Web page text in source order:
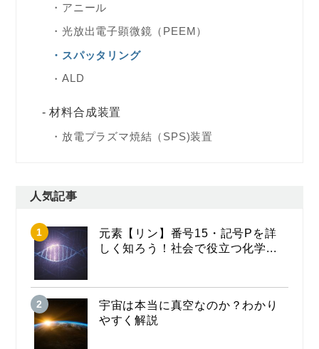
アニール
光放出電子顕微鏡（PEEM）
スパッタリング
ALD
材料合成装置
放電プラズマ焼結（SPS)装置
人気記事
元素【リン】番号15・記号Pを詳
しく知ろう！社会で役立つ化学...
宇宙は本当に真空なのか？わかり
やすく解説